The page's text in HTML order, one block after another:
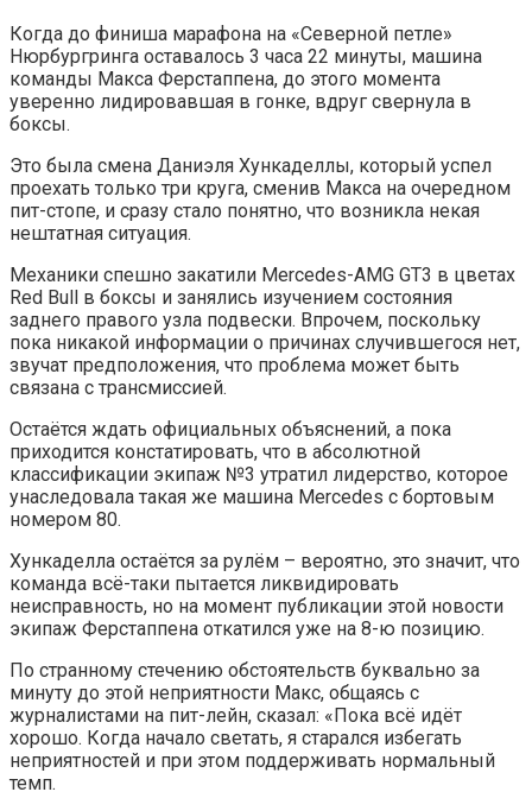
Когда до финиша марафона на «Северной петле»
Нюрбургринга оставалось 3 часа 22 минуты, машина
команды Макса Ферстаппена, до этого момента
уверенно лидировавшая в гонке, вдруг свернула в
боксы.
Это была смена Даниэля Хункаделлы, который успел
проехать только три круга, сменив Макса на очередном
пит-стопе, и сразу стало понятно, что возникла некая
нештатная ситуация.
Механики спешно закатили Mercedes-AMG GT3 в цветах
Red Bull в боксы и занялись изучением состояния
заднего правого узла подвески. Впрочем, поскольку
пока никакой информации о причинах случившегося нет,
звучат предположения, что проблема может быть
связана с трансмиссией.
Остаётся ждать официальных объяснений, а пока
приходится констатировать, что в абсолютной
классификации экипаж №3 утратил лидерство, которое
унаследовала такая же машина Mercedes с бортовым
номером 80.
Хункаделла остаётся за рулём – вероятно, это значит, что
команда всё-таки пытается ликвидировать
неисправность, но на момент публикации этой новости
экипаж Ферстаппена откатился уже на 8-ю позицию.
По странному стечению обстоятельств буквально за
минуту до этой неприятности Макс, общаясь с
журналистами на пит-лейн, сказал: «Пока всё идёт
хорошо. Когда начало светать, я старался избегать
неприятностей и при этом поддерживать нормальный
темп.